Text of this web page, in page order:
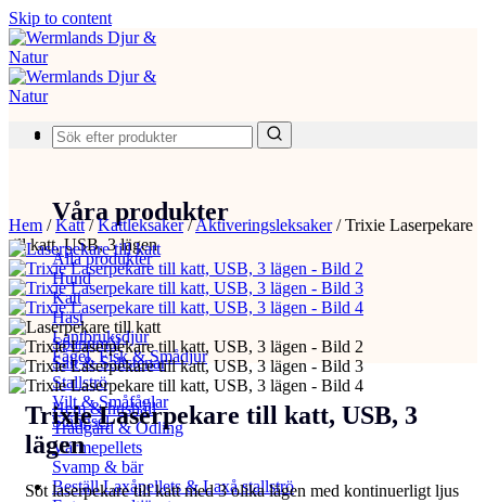
Skip to content
Produkter
Våra produkter
Alla produkter
Hund
Katt
Häst
Lantbruksdjur
Fågel, Fisk & Smådjur
Spannmål
Salt & Saltstenar
Stallströ
Vilt & Småfåglar
Stängsel
Hem & hushåll
Trädgård & Odling
Värmepellets
Svamp & bär
Beställ Laxåpellets & Laxå stallströ
Hem /Katt/Kattleksaker/Aktiveringsleksaker/Trixie Laserpekare
till katt, USB, 3 lägen
Trixie Laserpekare till katt, USB, 3
lägen
Söt laserpekare till katt med 3 olika lägen med kontinuerligt ljus